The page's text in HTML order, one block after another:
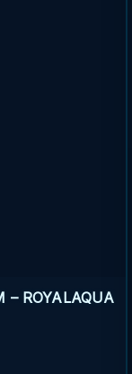
– ROYALAQUA